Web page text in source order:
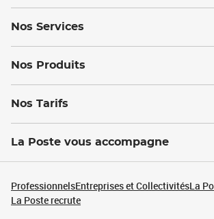
Nos Services
Nos Produits
Nos Tarifs
La Poste vous accompagne
ProfessionnelsEntreprises et CollectivitésLa
La Poste recrute